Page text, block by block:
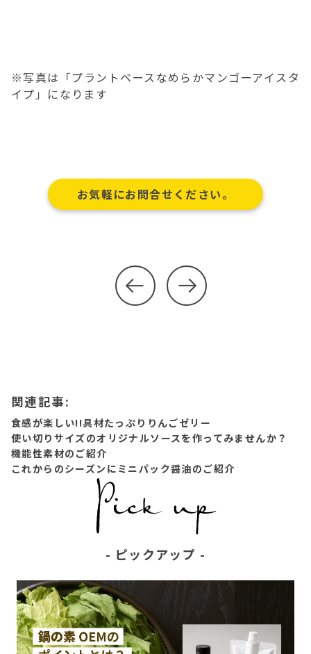
※写真は「プラントベースなめらかマンゴーアイスタ
イプ」になります
お気軽にお問合せください。
関連記事:
食感が楽しい!!具材たっぷりりんごゼリー
使い切りサイズのオリジナルソースを作ってみませんか？
機能性素材のご紹介
これからのシーズンにミニパック醤油のご紹介
ピックアップ